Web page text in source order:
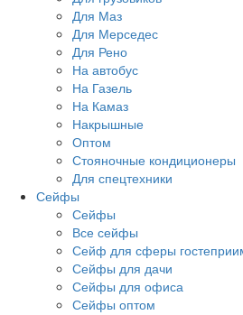
Для Маз
Для Мерседес
Для Рено
На автобус
На Газель
На Камаз
Накрышные
Оптом
Стояночные кондиционеры
Для спецтехники
Сейфы
Сейфы
Все сейфы
Сейф для сферы
Сейфы для дачи
Сейфы для офиса
Сейфы оптом